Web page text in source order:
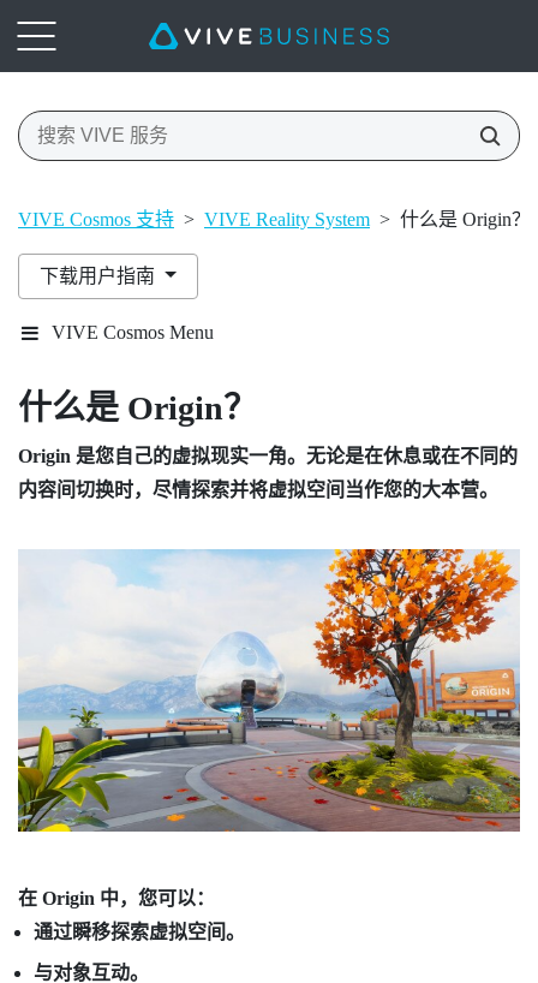
VIVE Cosmos 支持 > VIVE Reality System > 什么是 Origin？
下载用户指南
VIVE Cosmos Menu
什么是 Origin？
Origin 是您自己的虚拟现实一角。无论是在休息或在不同的
内容间切换时，尽情探索并将虚拟空间当作您的大本营。
在 Origin 中，您可以：
通过瞬移探索虚拟空间。
与对象互动。